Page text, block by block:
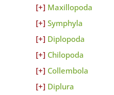
Maxillopoda
Symphyla
Diplopoda
Chilopoda
Collembola
Diplura